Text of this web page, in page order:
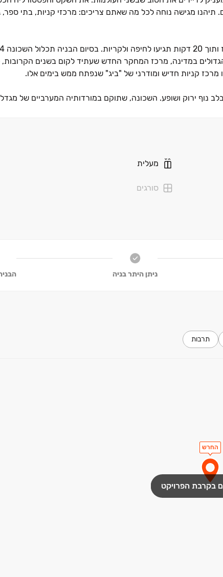
תיהנו מגישה נוחה לכל מה שאתם צריכים: מרכזי קניות, בתי ספר,
במדינה, מרכז המחקר החדש שעתיד לקום בשנים
נוף ירוק ושופע. השכונה, שתוקם במורדותיה המערביים של
מעלית
סורגים
ניתן היתר בניה
תרבות
החרש
בקרבת הפרויקט